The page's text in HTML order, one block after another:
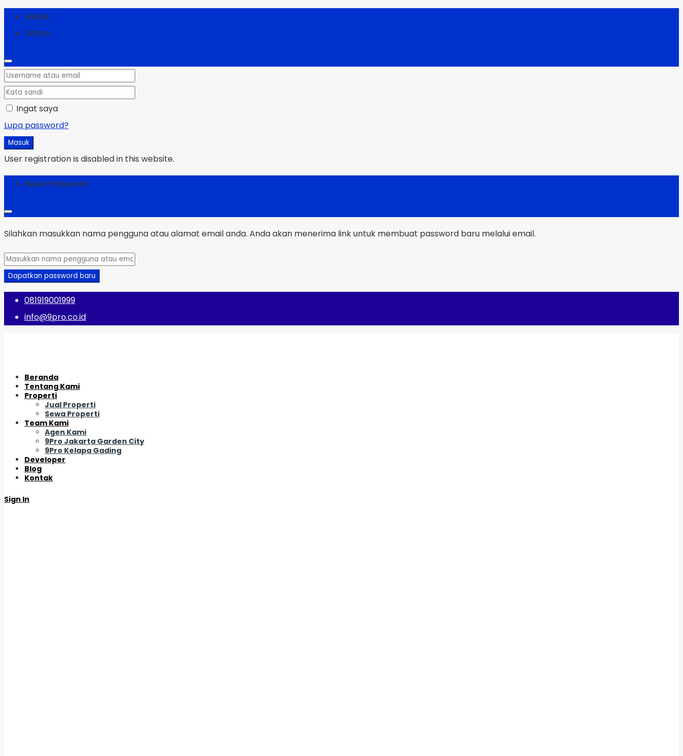
Masuk
Daftar
Ingat saya
Lupa password?
Masuk
User registration is disabled in this website.
Reset Password
Silahkan masukkan nama pengguna atau alamat email anda. Anda akan menerima link untuk membuat password baru melalui email.
Dapatkan password baru
081919001999
info@9pro.co.id
Beranda
Tentang Kami
Properti
Jual Properti
Sewa Properti
Team Kami
Agen Kami
9Pro Jakarta Garden City
9Pro Kelapa Gading
Developer
Blog
Kontak
Sign In